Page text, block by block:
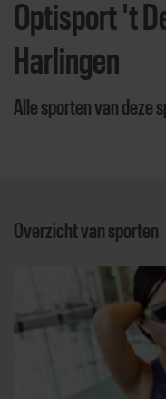
Optisport 't
Harlingen
Alle sporten van deze
Overzicht van sporten